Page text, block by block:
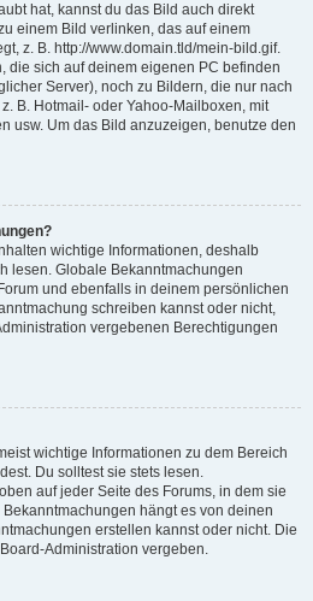
hat, kannst du das Bild auch direkt
einem Bild verlinken, das auf einem
z. B. http://www.domain.tld/mein-bild.gif.
die sich auf deinem eigenen PC befinden
Server), noch zu Bildern, die nur nach
B. Hotmail- oder Yahoo-Mailboxen, mit
usw. Um das Bild anzuzeigen, benutze den
wichtige Informationen, deshalb
lesen. Globale Bekanntmachungen
und ebenfalls in deinem persönlichen
schreiben kannst oder nicht,
vergebenen Berechtigungen
wichtige Informationen zu dem Bereich
Du solltest sie stets lesen.
auf jeder Seite des Forums, in dem sie
hängt es von deinen
erstellen kannst oder nicht. Die
Administration vergeben.